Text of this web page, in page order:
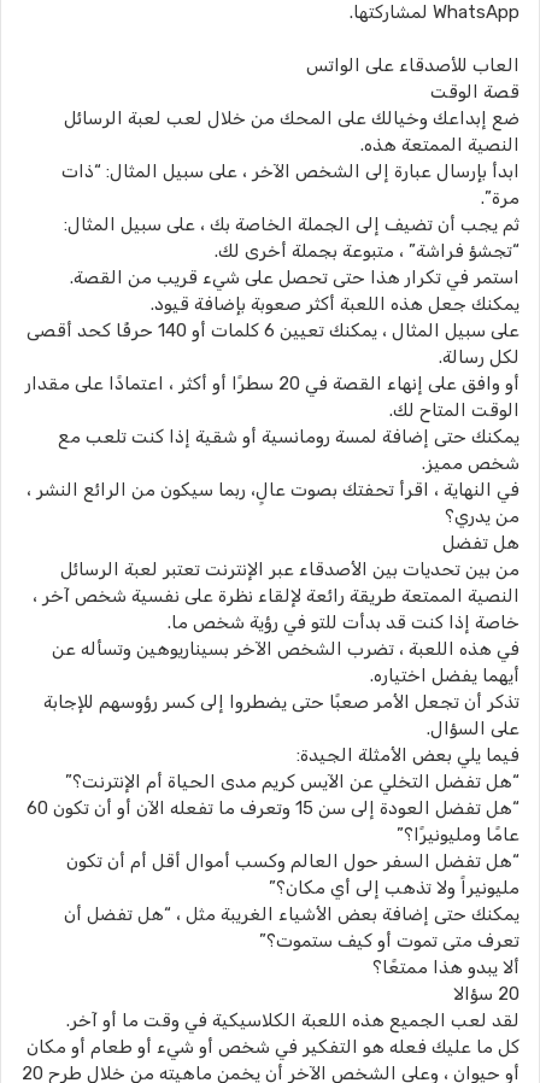
WhatsApp لمشاركتها.
العاب للأصدقاء على الواتس
قصة الوقت
ضع إبداعك وخيالك على المحك من خلال لعب لعبة الرسائل
النصية الممتعة هذه.
ابدأ بإرسال عبارة إلى الشخص الآخر ، على سبيل المثال: “ذات
مرة”.
ثم يجب أن تضيف إلى الجملة الخاصة بك ، على سبيل المثال:
“تجشؤ فراشة” ، متبوعة بجملة أخرى لك.
استمر في تكرار هذا حتى تحصل على شيء قريب من القصة.
يمكنك جعل هذه اللعبة أكثر صعوبة بإضافة قيود.
على سبيل المثال ، يمكنك تعيين 6 كلمات أو 140 حرفًا كحد أقصى
لكل رسالة.
أو وافق على إنهاء القصة في 20 سطرًا أو أكثر ، اعتمادًا على مقدار
الوقت المتاح لك.
يمكنك حتى إضافة لمسة رومانسية أو شقية إذا كنت تلعب مع
شخص مميز.
في النهاية ، اقرأ تحفتك بصوت عالٍ، ربما سيكون من الرائع النشر ،
من يدري؟
هل تفضل
من بين تحديات بين الأصدقاء عبر الإنترنت تعتبر لعبة الرسائل
النصية الممتعة طريقة رائعة لإلقاء نظرة على نفسية شخص آخر ،
خاصة إذا كنت قد بدأت للتو في رؤية شخص ما.
في هذه اللعبة ، تضرب الشخص الآخر بسيناريوهين وتسأله عن
أيهما يفضل اختياره.
تذكر أن تجعل الأمر صعبًا حتى يضطروا إلى كسر رؤوسهم للإجابة
على السؤال.
فيما يلي بعض الأمثلة الجيدة:
“هل تفضل التخلي عن الآيس كريم مدى الحياة أم الإنترنت؟”
“هل تفضل العودة إلى سن 15 وتعرف ما تفعله الآن أو أن تكون 60
عامًا ومليونيرًا؟”
“هل تفضل السفر حول العالم وكسب أموال أقل أم أن تكون
مليونيراً ولا تذهب إلى أي مكان؟”
يمكنك حتى إضافة بعض الأشياء الغريبة مثل ، “هل تفضل أن
تعرف متى تموت أو كيف ستموت؟”
ألا يبدو هذا ممتعًا؟
20 سؤالا
لقد لعب الجميع هذه اللعبة الكلاسيكية في وقت ما أو آخر.
كل ما عليك فعله هو التفكير في شخص أو شيء أو طعام أو مكان
أو حيوان ، وعلى الشخص الآخر أن يخمن ماهيته من خلال طرح 20